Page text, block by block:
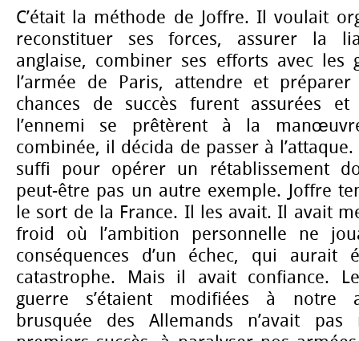
C’était la méthode de Joffre. Il voulait
reconstituer ses forces, assurer la
anglaise, combiner ses efforts avec les
l’armée de Paris, attendre et préparer
chances de succès furent assurées
l’ennemi se prêtèrent à la
combinée, il décida de passer à
suffi pour opérer un rétablissement
peut-être pas un autre exemple. Joffre
le sort de la France. Il les avait. Il avait
froid où l’ambition personnelle ne
conséquences d’un échec, qui aurait
catastrophe. Mais il avait confiance.
guerre s’étaient modifiées à notre
brusquée des Allemands n’avait pas